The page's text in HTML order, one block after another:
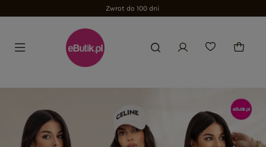
Zwrot do 100 dni